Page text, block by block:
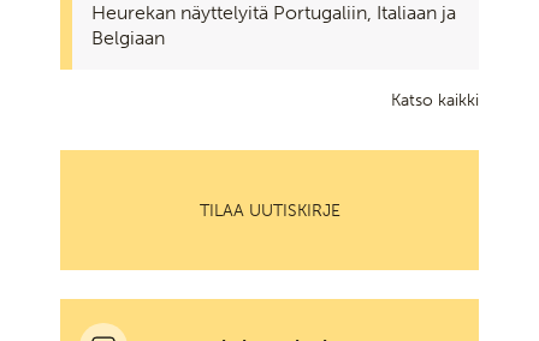
Heurekan näyttelyitä Portugaliin, Italiaan ja
Belgiaan
Katso kaikki
TILAA UUTISKIRJE